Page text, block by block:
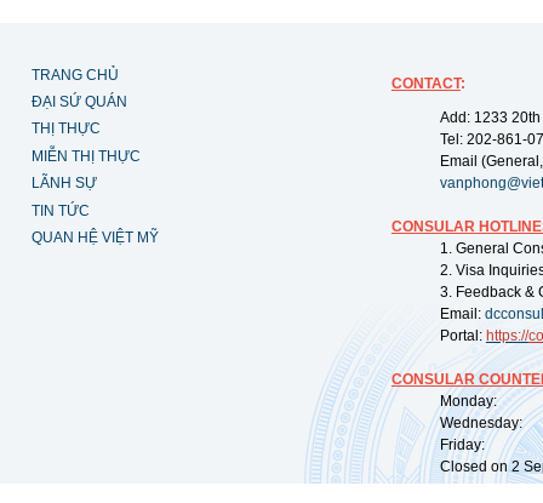
TRANG CHỦ
ĐẠI SỨ QUÁN
THỊ THỰC
MIỄN THỊ THỰC
LÃNH SỰ
TIN TỨC
QUAN HỆ VIỆT MỸ
CONTACT:
Add: 1233
Tel: 202-861-
Email
CONSULAR
1. General
2. Visa
3. Feedback &
Email:
Portal: https://
CONSULAR
Monday:
Wednesday:
Friday:
Closed on 2